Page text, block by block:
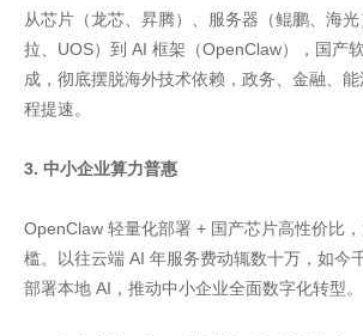
从芯片（龙芯、昇腾）、服务器（鲲鹏、海
拉、UOS）到 AI 框架（OpenClaw），国产
成，彻底摆脱海外技术依赖，政务、金融、
程提速。
3. 中小企业算力普惠
OpenClaw 轻量化部署 + 国产芯片高性价比
槛。以往云端 AI 年服务费动辄数十万，如今
部署本地 AI，推动中小企业全面数字化转型。